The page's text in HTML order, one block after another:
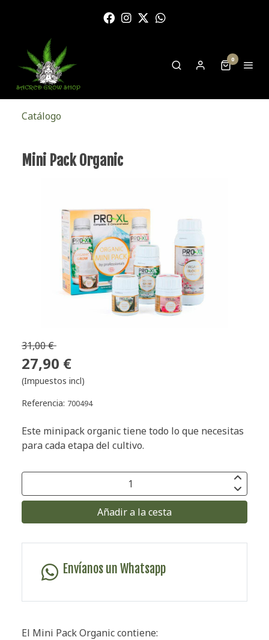
0
Catálogo
Mini Pack Organic
31,00 €
27,90 €
(Impuestos incl)
Referencia: 700494
Este minipack organic tiene todo lo que necesitas
para cada etapa del cultivo.
Añadir a la cesta
Envíanos un Whatsapp
El Mini Pack Organic contiene: